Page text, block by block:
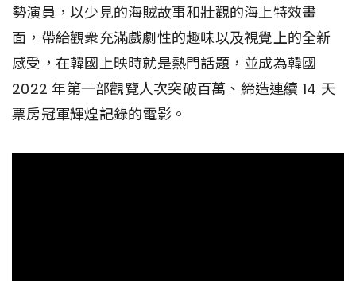
勢演員，以少見的海賊故事和壯觀的海上特效畫
面，帶給觀衆充滿戲劇性的趣味以及視覺上的全新
感受，在韓國上映時就是熱門話題，並成為韓國
2022 年第一部觀覽人次突破百萬、締造連續 14 天
票房冠軍輝煌記錄的電影。